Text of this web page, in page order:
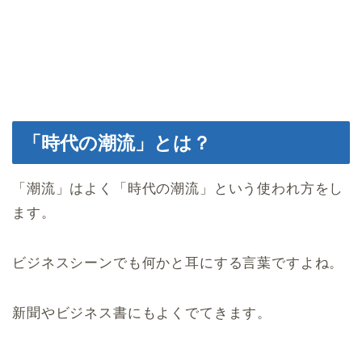
「時代の潮流」とは？
「潮流」はよく「時代の潮流」という使われ方をし
ます。
ビジネスシーンでも何かと耳にする言葉ですよね。
新聞やビジネス書にもよくでてきます。